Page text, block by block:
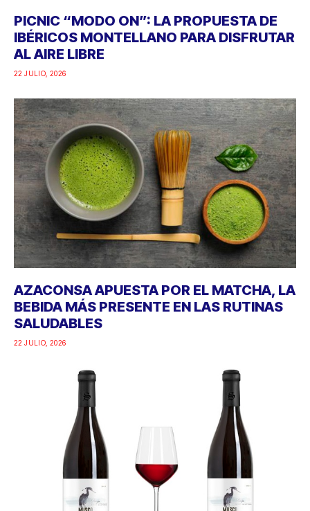
PICNIC “MODO ON”: LA PROPUESTA DE
IBÉRICOS MONTELLANO PARA DISFRUTAR
AL AIRE LIBRE
22 JULIO, 2026
AZACONSA APUESTA POR EL MATCHA, LA
BEBIDA MÁS PRESENTE EN LAS RUTINAS
SALUDABLES
22 JULIO, 2026